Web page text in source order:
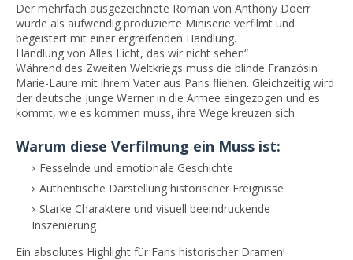
Der mehrfach ausgezeichnete Roman von Anthony Doerr
wurde als aufwendig produzierte Miniserie verfilmt und
begeistert mit einer ergreifenden Handlung.
Handlung von Alles Licht, das wir nicht sehen“
Während des Zweiten Weltkriegs muss die blinde Französin
Marie-Laure mit ihrem Vater aus Paris fliehen. Gleichzeitig wird
der deutsche Junge Werner in die Armee eingezogen und es
kommt, wie es kommen muss, ihre Wege kreuzen sich
Warum diese Verfilmung ein Muss ist:
Fesselnde und emotionale Geschichte
Authentische Darstellung historischer Ereignisse
Starke Charaktere und visuell beeindruckende
Inszenierung
Ein absolutes Highlight für Fans historischer Dramen!